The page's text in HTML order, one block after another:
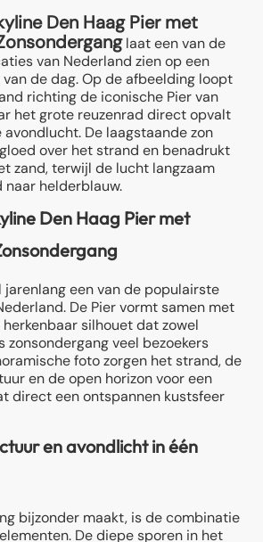
Den Haag Pier met
laat een van de
van Nederland zien op een
de dag. Op de afbeelding loopt
richting de iconische Pier van
het grote reuzenrad direct opvalt
De laagstaande zon
over het strand en benadrukt
zand, terwijl de lucht langzaam
naar helderblauw.
Den Haag Pier met
jarenlang een van de populairste
De Pier vormt samen met
silhouet dat zowel
zonsondergang veel bezoekers
foto zorgen het strand, de
en de open horizon voor een
direct een ontspannen kustsfeer
en avondlicht in één
bijzonder maakt, is de combinatie
De diepe sporen in het